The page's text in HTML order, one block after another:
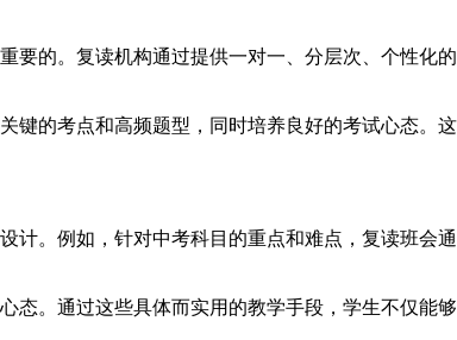
要的。复读机构通过提供一对一、分层次、个性化的
的考点和高频题型，同时培养良好的考试心态。这
。例如，针对中考科目的重点和难点，复读班会通
。通过这些具体而实用的教学手段，学生不仅能够